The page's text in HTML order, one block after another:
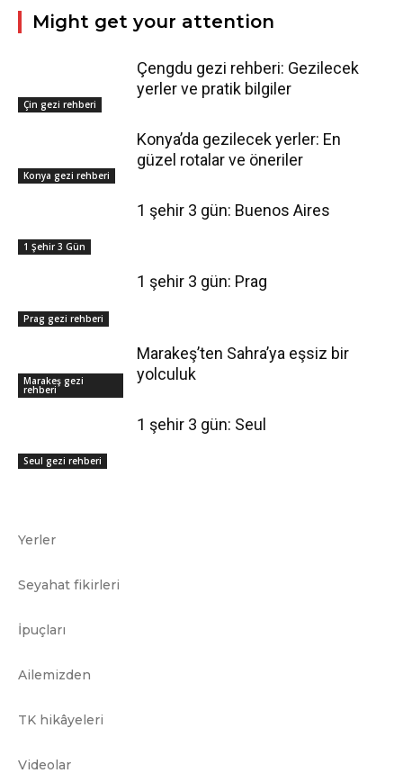
Might get your attention
Çin gezi rehberi
Çengdu gezi rehberi: Gezilecek
yerler ve pratik bilgiler
Konya gezi rehberi
Konya’da gezilecek yerler: En
güzel rotalar ve öneriler
1 Şehir 3 Gün
1 şehir 3 gün: Buenos Aires
Prag gezi rehberi
1 şehir 3 gün: Prag
Marakeş gezi
rehberi
Marakeş’ten Sahra’ya eşsiz bir
yolculuk
Seul gezi rehberi
1 şehir 3 gün: Seul
Yerler
Seyahat fikirleri
İpuçları
Ailemizden
TK hikâyeleri
Videolar